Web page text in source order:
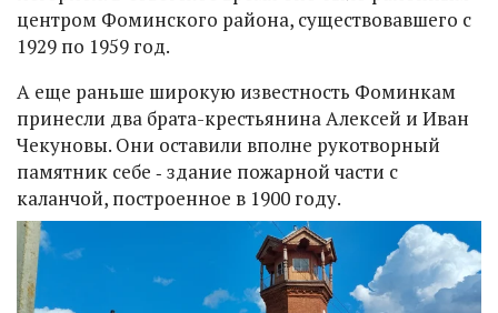
центром Фоминского района, существовавшего с
1929 по 1959 год.
А еще раньше широкую известность Фоминкам
принесли два брата-крестьянина Алексей и Иван
Чекуновы. Они оставили вполне рукотворный
памятник себе ‑ здание пожарной части с
каланчой, построенное в 1900 году.